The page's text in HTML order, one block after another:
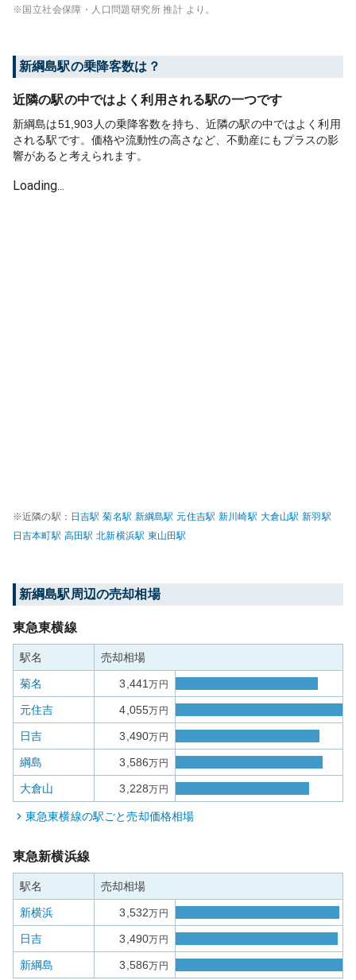
※国立社会保障・人口問題研究所 推計 より。
新綱島駅の乗降客数は？
近隣の駅の中ではよく利用される駅の一つです
新綱島は51,903人の乗降客数を持ち、近隣の駅の中ではよく利用
される駅です。価格や流動性の高さなど、不動産にもプラスの影
響があると考えられます。
Loading...
※近隣の駅： 日吉駅 菊名駅 新綱島駅 元住吉駅 新川崎駅 大倉山駅 新羽駅
日吉本町駅 高田駅 北新横浜駅 東山田駅
新綱島駅周辺の売却相場
東急東横線
駅名 売却相場
菊名 3,441万円
元住吉 4,055万円
日吉 3,490万円
綱島 3,586万円
大倉山 3,228万円
東急東横線の駅ごと売却価格相場
東急新横浜線
駅名 売却相場
新横浜 3,532万円
日吉 3,490万円
新綱島 3,586万円